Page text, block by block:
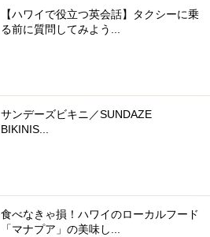
【ハワイで役立つ英会話】タクシーに乗
る前に質問してみよう...
サンデーズビキニ／SUNDAZE
BIKINIS...
食べなきゃ損！ハワイのローカルフード
「マナプア」の美味し...